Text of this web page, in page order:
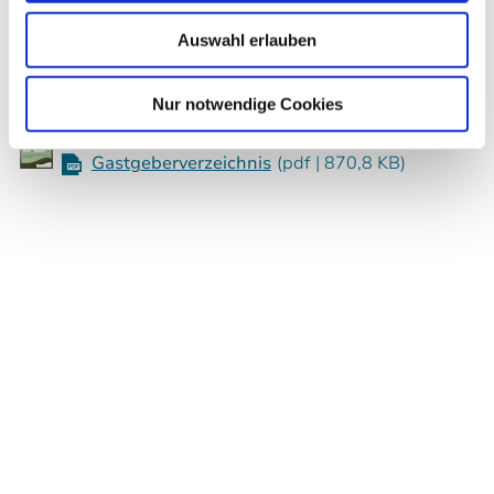
Auswahl erlauben
Nur notwendige Cookies
Unser Gastgeberverzeichnis zum
Download
Gastgeberverzeichnis (pdf | 870,8 KB)